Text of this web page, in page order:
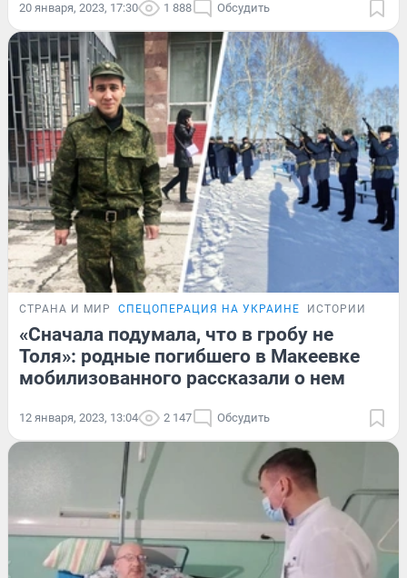
20 января, 2023, 17:30 1 888 Обсудить
СТРАНА И МИР СПЕЦОПЕРАЦИЯ НА УКРАИНЕ ИСТОРИИ
«Сначала подумала, что в гробу не
Толя»: родные погибшего в Макеевке
мобилизованного рассказали о нем
12 января, 2023, 13:04 2 147 Обсудить